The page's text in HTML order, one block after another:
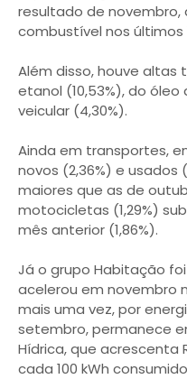
resultado de
combustível nos últimos
Além disso, houve
etanol (10,53%), do
veicular (4,30%).
Ainda em transportes,
novos (2,36%) e usados
maiores que as de
motocicletas (1,29%)
mês anterior (1,86%).
Já o grupo Habitação
acelerou em novembro
mais uma vez, por
setembro, permanece
Hídrica, que acrescenta
cada 100 kWh